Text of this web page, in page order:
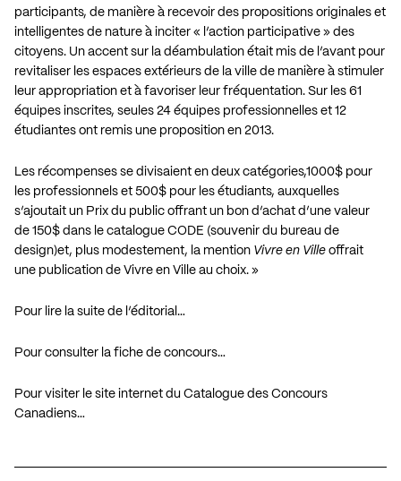
participants, de manière à recevoir des propositions originales et
intelligentes de nature à inciter « l’action participative » des
citoyens. Un accent sur la déambulation était mis de l’avant pour
revitaliser les espaces extérieurs de la ville de manière à stimuler
leur appropriation et à favoriser leur fréquentation. Sur les 61
équipes inscrites, seules 24 équipes professionnelles et 12
étudiantes ont remis une proposition en 2013.
Les récompenses se divisaient en deux catégories,1000$ pour
les professionnels et 500$ pour les étudiants, auxquelles
s’ajoutait un Prix du public offrant un bon d’achat d’une valeur
de 150$ dans le catalogue CODE (souvenir du bureau de
design)et, plus modestement, la mention Vivre en Ville offrait
une publication de Vivre en Ville au choix. »
Pour lire la suite de l’éditorial…
Pour consulter la fiche de concours…
Pour visiter le site internet du Catalogue des Concours
Canadiens…